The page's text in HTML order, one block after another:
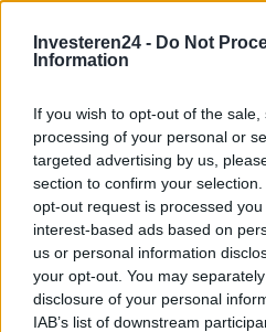
Investeren24 - Do Not
Information
If you wish to opt-out of the
processing of your personal or
targeted advertising by us,
section to confirm your
opt-out request is processed
interest-based ads based on
us or personal information
your opt-out. You may
disclosure of your personal
IAB’s list of downstream
Verder lezen
CRYPTOVALUTA